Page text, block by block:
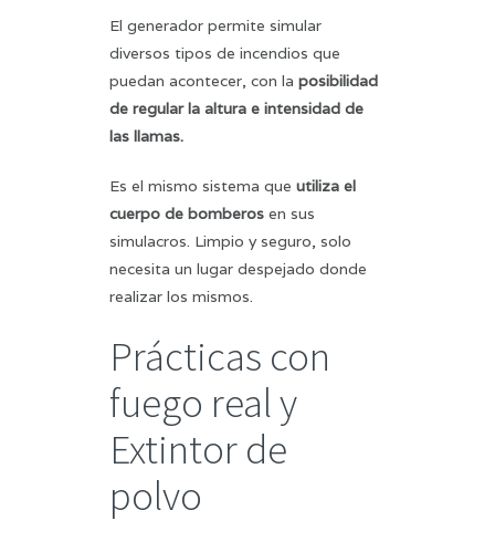
El generador permite simular
diversos tipos de incendios que
puedan acontecer, con la posibilidad
de regular la altura e intensidad de
las llamas.
Es el mismo sistema que utiliza el
cuerpo de bomberos en sus
simulacros. Limpio y seguro, solo
necesita un lugar despejado donde
realizar los mismos.
Prácticas con
fuego real y
Extintor de
polvo